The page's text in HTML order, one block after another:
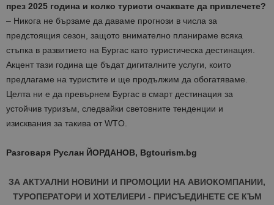
през 2025 година и колко туристи очаквате да привлечете?
– Никога не бързаме да даваме прогнози в числа за
предстоящия сезон, защото внимателно планираме всяка
стъпка в развитието на Бургас като туристическа дестинация.
Акцент тази година ще бъдат дигиталните услуги, които
предлагаме на туристите и ще продължим да обогатяваме.
Целта ни е да превърнем Бургас в смарт дестинация за
устойчив туризъм, следвайки световните тенденции и
изисквания за такива от WTO.
Разговаря Руслан ЙОРДАНОВ, Bgtourism.bg
ЗА АКТУАЛНИ НОВИНИ И ПРОМОЦИИ НА АВИОКОМПАНИИ,
ТУРОПЕРАТОРИ И ХОТЕЛИЕРИ - ПРИСЪЕДИНЕТЕ СЕ КЪМ